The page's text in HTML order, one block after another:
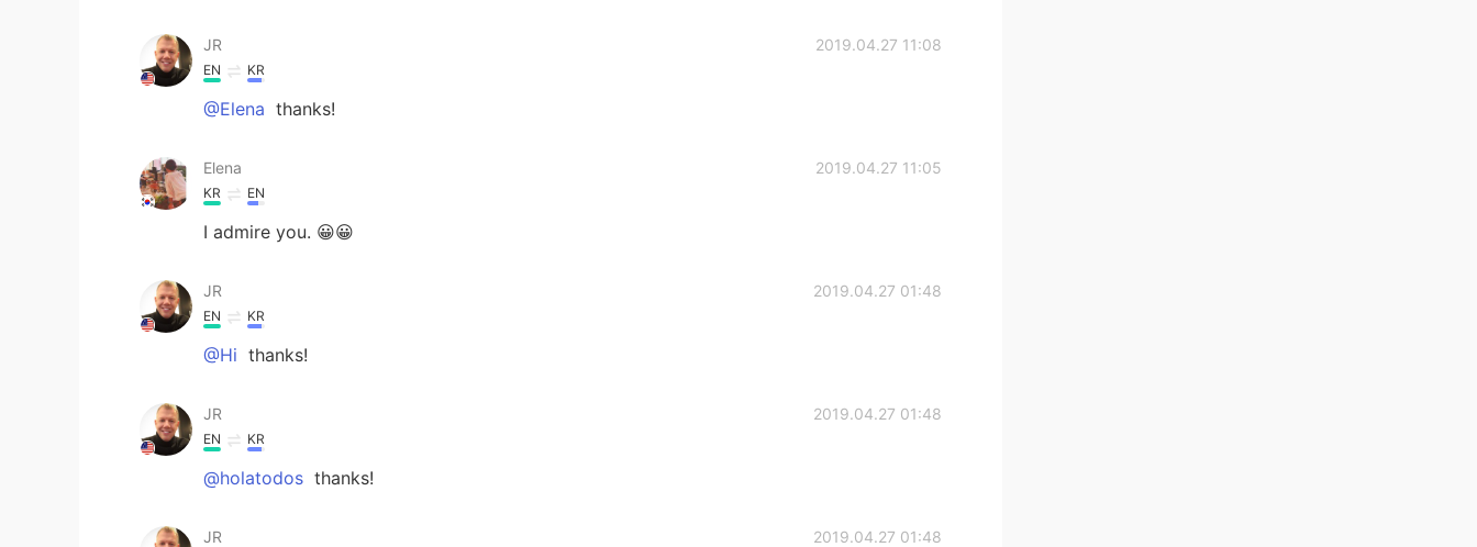
JR 2019.04.27 11:08
EN KR
@Elena thanks!
Elena 2019.04.27 11:05
KR EN
I admire you. 😀😀
JR 2019.04.27 01:48
EN KR
@Hi thanks!
JR 2019.04.27 01:48
EN KR
@holatodos thanks!
JR 2019.04.27 01:48